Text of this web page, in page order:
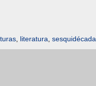
literatura sesquidécada